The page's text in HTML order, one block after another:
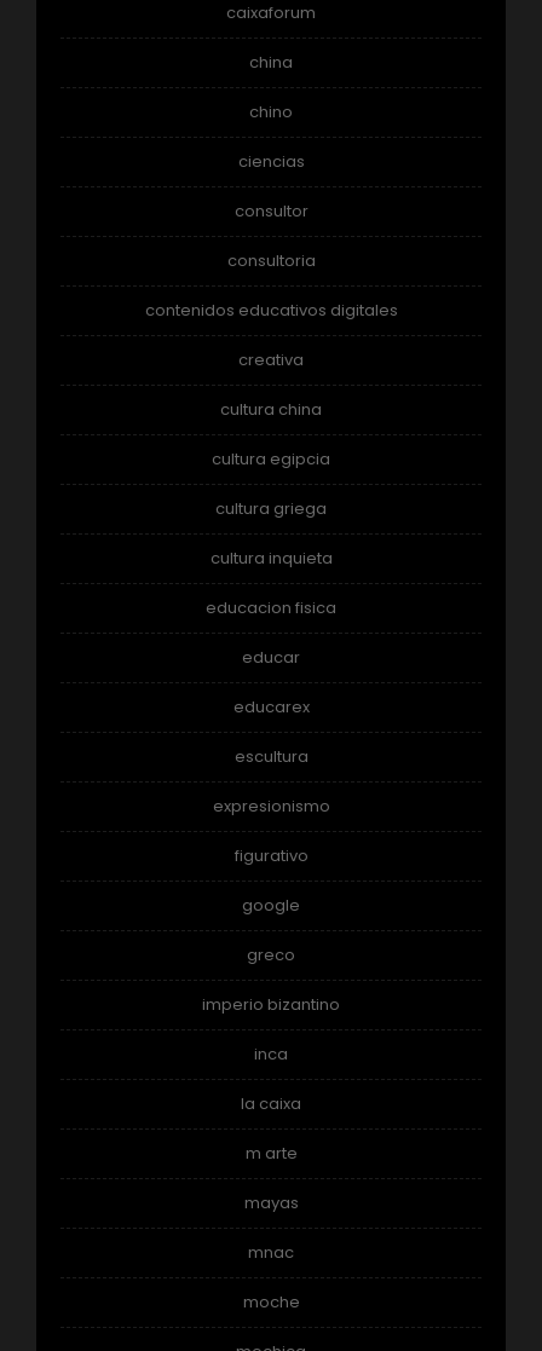
caixaforum
china
chino
ciencias
consultor
consultoria
contenidos educativos digitales
creativa
cultura china
cultura egipcia
cultura griega
cultura inquieta
educacion fisica
educar
educarex
escultura
expresionismo
figurativo
google
greco
imperio bizantino
inca
la caixa
m arte
mayas
mnac
moche